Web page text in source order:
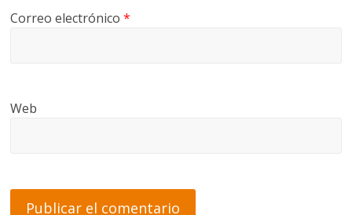
Correo electrónico*
Web